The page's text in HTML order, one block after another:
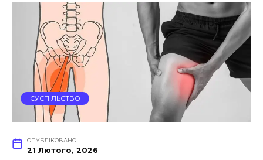
СУСПІЛЬСТВО
ОПУБЛІКОВАНО
21 Лютого, 2026